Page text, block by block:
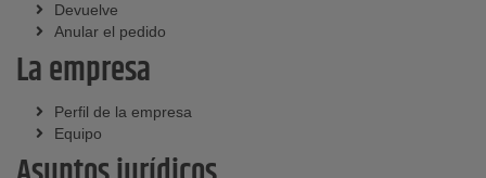
Devuelve
Anular el pedido
La empresa
Perfil de la empresa
Equipo